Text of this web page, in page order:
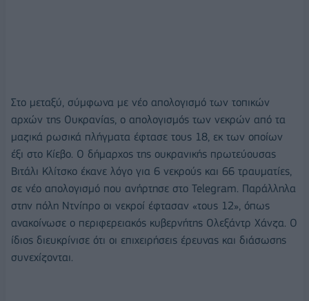
Στο μεταξύ, σύμφωνα με νέο απολογισμό των τοπικών
αρχών της Ουκρανίας, ο απολογισμός των νεκρών από τα
μαζικά ρωσικά πλήγματα έφτασε τους 18, εκ των οποίων
έξι στο Κίεβο. Ο δήμαρχος της ουκρανικής πρωτεύουσας
Βιτάλι Κλίτσκο έκανε λόγο για 6 νεκρούς και 66 τραυματίες,
σε νέο απολογισμό που ανήρτησε στο Telegram. Παράλληλα
στην πόλη Ντνίπρο οι νεκροί έφτασαν «τους 12», όπως
ανακοίνωσε ο περιφερειακός κυβερνήτης Ολεξάντρ Χάνζα. Ο
ίδιος διευκρίνισε ότι οι επιχειρήσεις έρευνας και διάσωσης
συνεχίζονται.